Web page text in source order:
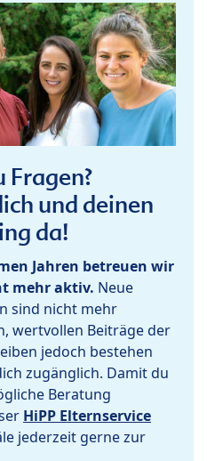
Fragen?
und deinen
da!
Jahren betreuen wir
mehr aktiv. Neue
sind nicht mehr
wertvollen Beiträge der
jedoch bestehen
zugänglich. Damit du
Beratung
HiPP Elternservice
jederzeit gerne zur